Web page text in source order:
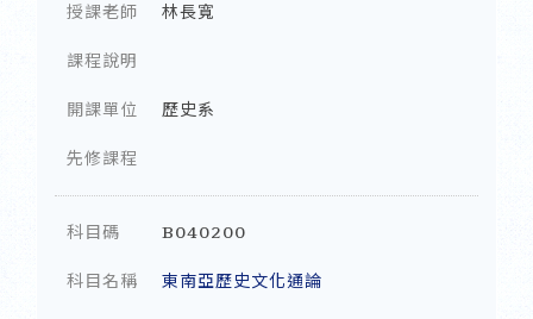
授課老師 林長寬
課程說明
開課單位 歷史系
先修課程
科目碼 B040200
科目名稱 東南亞歷史文化通論